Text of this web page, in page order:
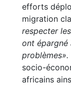
efforts
migration
respecter
ont épargné
problèmes».
socio-
africains